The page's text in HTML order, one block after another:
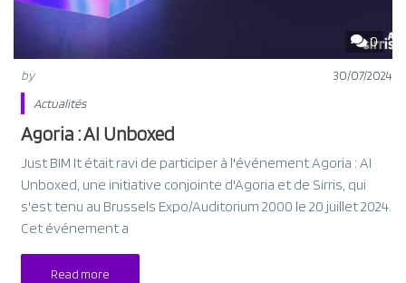
0
by
30/07/2024
Actualités
Agoria : AI Unboxed
Just BIM It était ravi de participer à l'événement Agoria : AI
Unboxed, une initiative conjointe d'Agoria et de Sirris, qui
s'est tenu au Brussels Expo/Auditorium 2000 le 20 juillet 2024.
Cet événement a
Read more